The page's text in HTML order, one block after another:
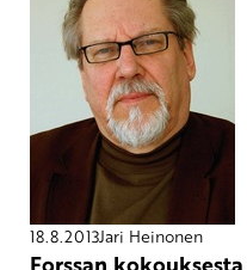
18.8.2013Jari Heinonen
Forssan